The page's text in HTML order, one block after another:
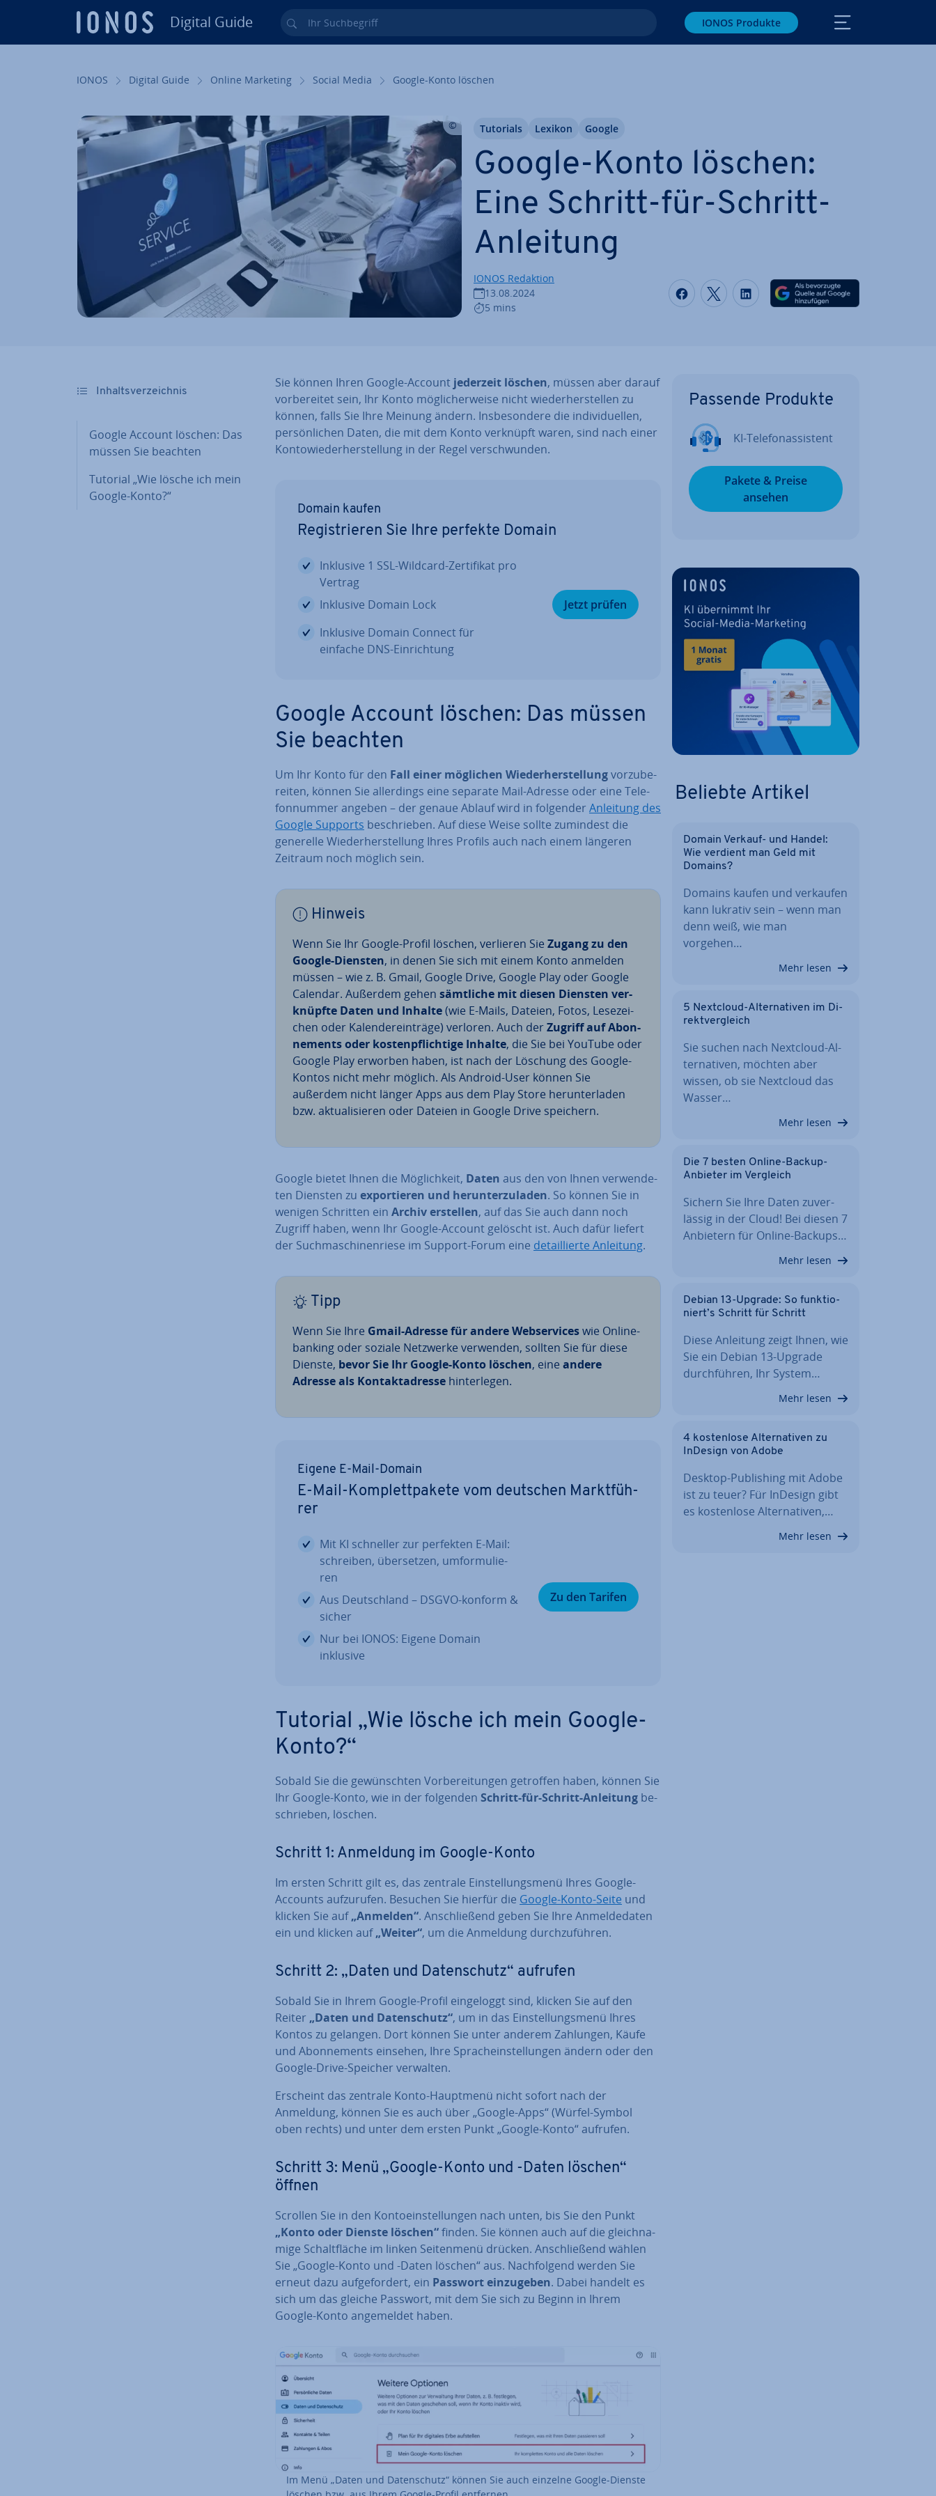
Digital Guide Ihr Such­be­griff IONOS Produkte
IONOS Digital Guide Online Marketing Social Media Google-Konto löschen
Google-Konto löschen:
Eine Schritt-für-Schritt-
Anleitung
IONOS Redaktion
13.08.2024
5 mins
Auf Facebook teilen
Auf Twitter teilen
Auf LinkedIn teilen
Tutorials Lexikon Google
In­halts­ver­zeich­nis
Google Account löschen: Das
müssen Sie beachten
Tutorial „Wie lösche ich mein
Google-Konto?“
Sie können Ihren Google-Account jederzeit löschen, müssen aber darauf
vor­be­rei­tet sein, Ihr Konto mög­li­cher­wei­se nicht wie­der­her­stel­len zu
können, falls Sie Ihre Meinung ändern. Ins­be­son­de­re die in­di­vi­du­el­len,
per­sön­li­chen Daten, die mit dem Konto verknüpft waren, sind nach einer
Kon­to­wie­der­her­stel­lung in der Regel ver­schwun­den.
Domain kaufen
Re­gis­trie­ren Sie Ihre perfekte Domain
Inklusive 1 SSL-Wildcard-Zer­ti­fi­kat pro
Vertrag
Inklusive Domain Lock
Inklusive Domain Connect für
einfache DNS-Ein­rich­tung
Jetzt prüfen
Google Account löschen: Das müssen
Sie beachten
Um Ihr Konto für den Fall einer möglichen Wie­der­her­stel­lungvor­zu­be­
rei­ten, können Sie al­ler­dings eine separate Mail-Adresse oder eine Te­le­
fon­num­mer angeben – der genaue Ablauf wird in folgender Anleitung des
Google Supports be­schrie­ben. Auf diese Weise sollte zumindest die
generelle Wie­der­her­stel­lung Ihres Profils auch nach einem längeren
Zeitraum noch möglich sein.
Hinweis
Wenn Sie Ihr Google-Profil löschen, verlieren Sie Zugang zu den
Google-Diensten, in denen Sie sich mit einem Konto anmelden
müssen – wie z. B. Gmail, Google Drive, Google Play oder Google
Calendar. Außerdem gehen sämtliche mit diesen Diensten ver­
knüpf­te Daten und Inhalte(wie E-Mails, Dateien, Fotos, Le­se­zei­
chen oder Ka­len­der­ein­trä­ge) verloren. Auch derZugriff auf Abon­
ne­ments oder kos­ten­pflich­ti­ge Inhalte, die Sie bei YouTube oder
Google Play erworben haben, ist nach der Löschung des Google-
Kontos nicht mehr möglich. Als Android-User können Sie
außerdem nicht länger Apps aus dem Play Store her­un­ter­la­den
bzw. ak­tua­li­sie­ren oder Dateien in Google Drive speichern.
Google bietet Ihnen die Mög­lich­keit, Daten aus den von Ihnen ver­wen­de­
ten Diensten zu ex­por­tie­ren und her­un­ter­zu­la­den. So können Sie in
wenigen Schritten ein Archiv erstellen, auf das Sie auch dann noch
Zugriff haben, wenn Ihr Google-Account gelöscht ist. Auch dafür liefert
der Such­ma­schi­nen­rie­se im Support-Forum eine de­tail­lier­te Anleitung.
Tipp
Wenn Sie Ihre Gmail-Adresse für andere Web­ser­viceswie On­line­
ban­king oder soziale Netzwerke verwenden, sollten Sie für diese
Dienste, bevor Sie Ihr Google-Konto löschen, eine andere
Adresse als Kon­takt­adres­se hin­ter­le­gen.
Eigene E-Mail-Domain
E-Mail-Kom­plett­pa­ke­te vom deutschen Markt­füh­
rer
Mit KI schneller zur perfekten E-Mail:
schreiben, über­set­zen, um­for­mu­lie­
ren
Aus Deutsch­land – DSGVO-konform &
sicher
Nur bei IONOS: Eigene Domain
inklusive
Zu den Tarifen
Tutorial „Wie lösche ich mein Google-
Konto?“
Sobald Sie die ge­wünsch­ten Vor­be­rei­tun­gen getroffen haben, können Sie
Ihr Google-Konto, wie in der folgenden Schritt-für-Schritt-Anleitung be­
schrie­ben, löschen.
Schritt 1: Anmeldung im Google-Konto
Im ersten Schritt gilt es, das zentrale Ein­stel­lungs­me­nü Ihres Google-
Accounts auf­zu­ru­fen. Besuchen Sie hierfür die Google-Konto-Seite und
klicken Sie auf„Anmelden“. An­schlie­ßend geben Sie Ihre An­mel­de­da­ten
ein und klicken auf„Weiter“, um die Anmeldung durch­zu­füh­ren.
Schritt 2: „Daten und Da­ten­schutz“ aufrufen
Sobald Sie in Ihrem Google-Profil ein­ge­loggt sind, klicken Sie auf den
Reiter „Daten und Da­ten­schutz“, um in das Ein­stel­lungs­me­nü Ihres
Kontos zu gelangen. Dort können Sie unter anderem Zahlungen, Käufe
und Abon­ne­ments einsehen, Ihre Sprach­ein­stel­lun­gen ändern oder den
Google-Drive-Speicher verwalten.
Erscheint das zentrale Konto-Hauptmenü nicht sofort nach der
Anmeldung, können Sie es auch über „Google-Apps“ (Würfel-Symbol
oben rechts) und unter dem ersten Punkt „Google-Konto“ aufrufen.
Schritt 3: Menü „Google-Konto und -Daten löschen“
öffnen
Scrollen Sie in den Kon­to­ein­stel­lun­gen nach unten, bis Sie den Punkt
„Konto oder Dienste löschen“finden. Sie können auch auf die gleich­na­
mi­ge Schalt­flä­che im linken Sei­ten­me­nü drücken. An­schlie­ßend wählen
Sie „Google-Konto und -Daten löschen“ aus. Nach­fol­gend werden Sie
erneut dazu auf­ge­for­dert, ein Passwort ein­zu­ge­ben. Dabei handelt es
sich um das gleiche Passwort, mit dem Sie sich zu Beginn in Ihrem
Google-Konto an­ge­mel­det haben.
Im Menü „Daten und Da­ten­schutz“ können Sie auch einzelne Google-Dienste
Passende Produkte
KI-Te­le­fon­as­sis­tent
Pakete & Preise
ansehen
Beliebte Artikel
Domain Verkauf- und Handel:
Wie verdient man Geld mit
Domains?
Domains kaufen und verkaufen
kann lukrativ sein – wenn man
denn weiß, wie man
vorgehen…
Mehr lesen
5 Nextcloud-Al­ter­na­ti­ven im Di­
rekt­ver­gleich
Sie suchen nach Nextcloud-Al­
ter­na­ti­ven, möchten aber
wissen, ob sie Nextcloud das
Wasser…
Mehr lesen
Die 7 besten Online-Backup-
Anbieter im Vergleich
Sichern Sie Ihre Daten zu­ver­
läs­sig in der Cloud! Bei diesen 7
Anbietern für Online-Backups…
Mehr lesen
Debian 13-Upgrade: So funk­tio­
niert’s Schritt für Schritt
Diese Anleitung zeigt Ihnen, wie
Sie ein Debian 13-Upgrade
durch­füh­ren, Ihr System…
Mehr lesen
4 kos­ten­lo­se Al­ter­na­ti­ven zu
InDesign von Adobe
Desktop-Pu­bli­shing mit Adobe
ist zu teuer? Für InDesign gibt
es kos­ten­lo­se Al­ter­na­ti­ven,…
Mehr lesen